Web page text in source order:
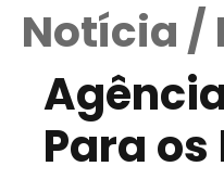
Notícia /
Para